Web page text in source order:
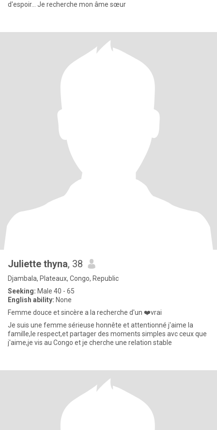
d'espoir... Je recherche mon âme sœur
Juliette thyna, 38
Djambala, Plateaux, Congo, Republic
Seeking: Male 40 - 65
English ability: None
Femme douce et sincère a la recherche d'un ❤️vrai
Je suis une femme sérieuse honnête et attentionné j'aime la
famille,le respect,et partager des moments simples avc ceux que
j'aime,je vis au Congo et je cherche une relation stable